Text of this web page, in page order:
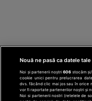
Nouă ne pasă ca datele
Noi și partenerii noștri606 stocăm
cookie unici pentru prelucrarea
dvs. făcând clic mai jos sau în orice
vor fi raportate partenerilor noștri și
Noi si partenerii nostri (retelele de